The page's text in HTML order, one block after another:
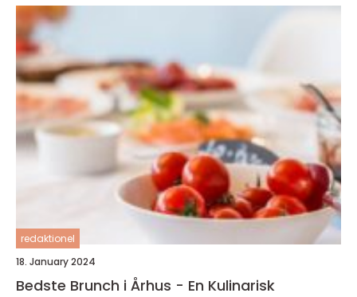
redaktionel
18. January 2024
Bedste Brunch i Århus - En Kulinarisk